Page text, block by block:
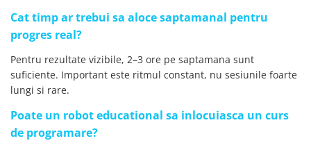
Cat timp ar trebui sa aloce saptamanal pentru
progres real?
Pentru rezultate vizibile, 2–3 ore pe saptamana sunt
suficiente. Important este ritmul constant, nu sesiunile foarte
lungi si rare.
Poate un robot educational sa inlocuiasca un curs
de programare?